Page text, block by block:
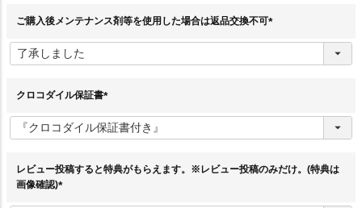
ご購入後メンテナンス剤等を使用した場合は返品交換不可
須
クロコダイル保証書
必
須
レビュー投稿すると特典がもらえます。※レビュー投稿のみだけ。(特典は
画像確認)